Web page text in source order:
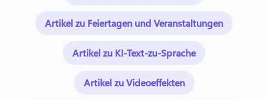
Artikel zu Feiertagen und Veranstaltungen
Artikel zu KI-Text-zu-Sprache
Artikel zu Videoeffekten